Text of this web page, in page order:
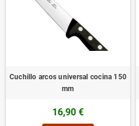
Cuchillo arcos universal cocina 150
mm
16,90 €